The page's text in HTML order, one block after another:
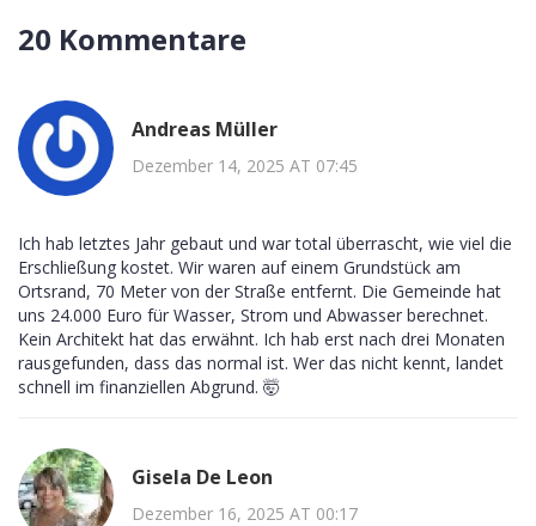
20 Kommentare
Andreas Müller
Dezember 14, 2025 AT 07:45
Ich hab letztes Jahr gebaut und war total überrascht, wie viel die
Erschließung kostet. Wir waren auf einem Grundstück am
Ortsrand, 70 Meter von der Straße entfernt. Die Gemeinde hat
uns 24.000 Euro für Wasser, Strom und Abwasser berechnet.
Kein Architekt hat das erwähnt. Ich hab erst nach drei Monaten
rausgefunden, dass das normal ist. Wer das nicht kennt, landet
schnell im finanziellen Abgrund. 🤯
Gisela De Leon
Dezember 16, 2025 AT 00:17